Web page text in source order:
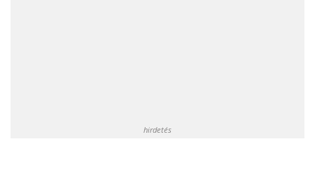
hirdetés